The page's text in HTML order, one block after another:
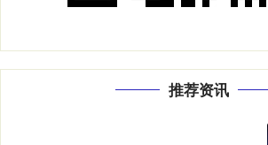
推荐资讯